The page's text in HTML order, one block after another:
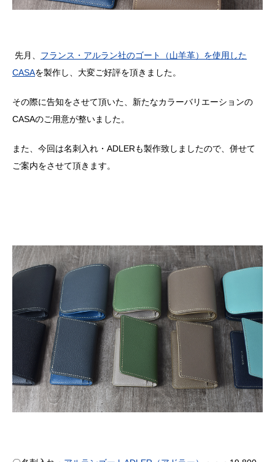
先月、 フランス・アルラン社のゴート（山羊革）を使用した
CASAを製作し、大変ご好評を頂きました。
その際に告知をさせて頂いた、新たなカラーバリエーションの
CASAのご用意が整いました。
また、今回は名刺入れ・ ADLERも製作致しましたので、併せて
ご案内をさせて頂きます。